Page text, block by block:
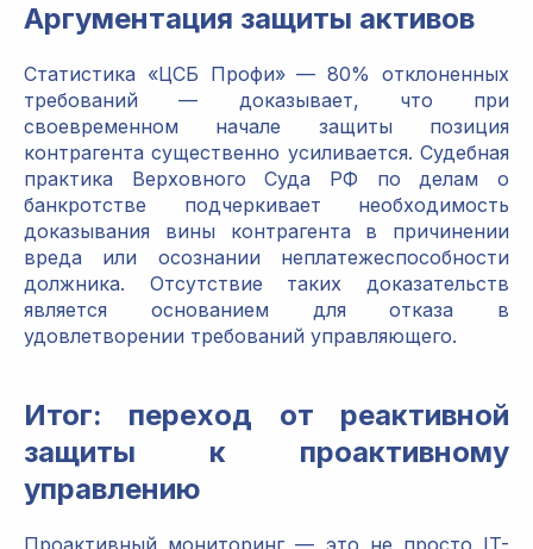
Аргументация защиты активов
Статистика «ЦСБ Профи» — 80% отклоненных
требований — доказывает, что при
своевременном начале защиты позиция
контрагента существенно усиливается. Судебная
практика Верховного Суда РФ по делам о
банкротстве подчеркивает необходимость
доказывания вины контрагента в причинении
вреда или осознании неплатежеспособности
должника. Отсутствие таких доказательств
является основанием для отказа в
удовлетворении требований управляющего.
Итог: переход от реактивной
защиты к проактивному
управлению